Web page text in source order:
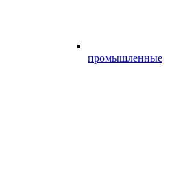
промышленные